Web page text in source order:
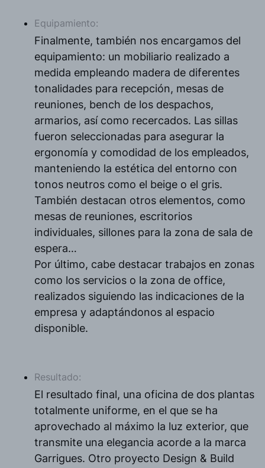
Equipamiento:
Finalmente, también nos encargamos del
equipamiento: un mobiliario realizado a
medida empleando madera de diferentes
tonalidades para recepción, mesas de
reuniones, bench de los despachos,
armarios, así como recercados. Las sillas
fueron seleccionadas para asegurar la
ergonomía y comodidad de los empleados,
manteniendo la estética del entorno con
tonos neutros como el beige o el gris.
También destacan otros elementos, como
mesas de reuniones, escritorios
individuales, sillones para la zona de sala de
espera…
Por último, cabe destacar trabajos en zonas
como los servicios o la zona de office,
realizados siguiendo las indicaciones de la
empresa y adaptándonos al espacio
disponible.
Resultado:
El resultado final, una oficina de dos plantas
totalmente uniforme, en el que se ha
aprovechado al máximo la luz exterior, que
transmite una elegancia acorde a la marca
Garrigues. Otro proyecto Design & Build